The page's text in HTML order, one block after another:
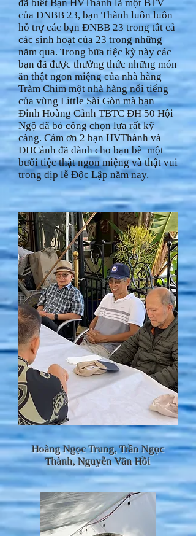
đã biết Bạn HVThành là một BTV
của ĐNBB 23, bạn Thành luôn luôn
hỗ trợ các bạn ĐNBB 23 trong tất cả
các sinh hoạt của 23 trong những
năm qua. Trong bữa tiệc kỳ này các
bạn đã được thưởng thức những món
ăn thật ngon miệng của nhà hàng
Tràm Chim một nhà hàng nổi tiếng
của vùng Little Sài Gòn mà bạn
Đinh Hoàng Cảnh TBTC ĐH 50 Hội
Ngộ đã bỏ công chọn lựa rất kỹ
càng. Cám ơn 2 bạn HVThành và
ĐHCảnh đã dành cho bạn bè một
bưổi tiệc thật ngon miệng và thật vui
trong dịp lễ Độc Lập năm nay.
Hoàng Ngọc Trung, Trần Ngọc
Thành, Nguyễn Văn Hồi